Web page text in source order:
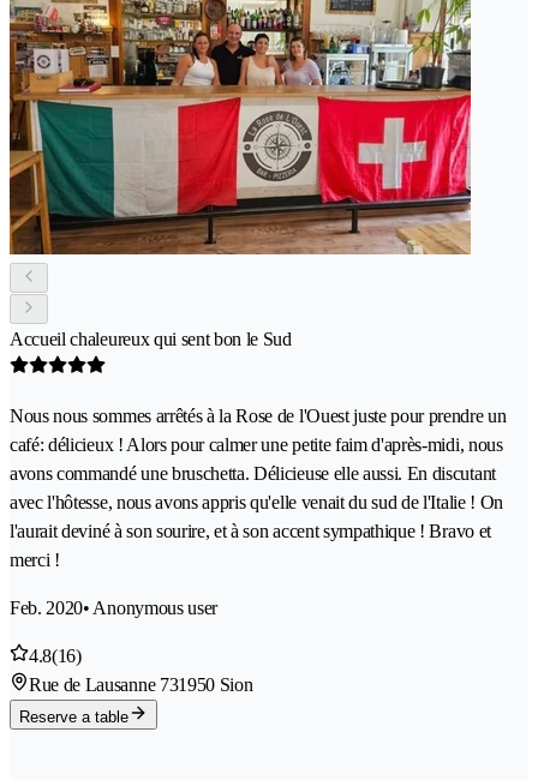
Accueil chaleureux qui sent bon le Sud
Nous nous sommes arrêtés à la Rose de l'Ouest juste pour prendre un
café: délicieux ! Alors pour calmer une petite faim d'après-midi, nous
avons commandé une bruschetta. Délicieuse elle aussi. En discutant
avec l'hôtesse, nous avons appris qu'elle venait du sud de l'Italie ! On
l'aurait deviné à son sourire, et à son accent sympathique ! Bravo et
merci !
Feb. 2020• Anonymous user
4.8(16)
Rue de Lausanne 731950 Sion
Reserve a table